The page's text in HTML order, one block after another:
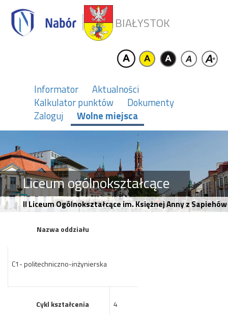
BIAŁYSTOK
Informator
Aktualności
Kalkulator punktów
Dokumenty
Zaloguj
Wolne miejsca
Liceum ogólnokształcące
II Liceum Ogólnokształcące im. Księżnej Anny z
Nazwa oddziału
C1- politechniczno-inżynierska
Cykl kształcenia 4